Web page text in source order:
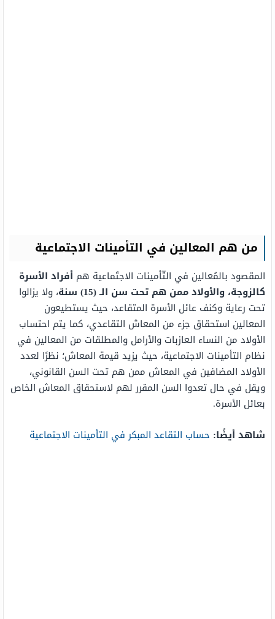
من هم المعالين في التأمينات الاجتماعية
المقصود بالمُعالين في التّأمينات الاجتَماعية هم أفراد الأسرة
كالزوجة، والأولاد ممن هم تحت سن الـ (15) سنة
، ولا يزالوا
تحت رعاية وكنف عائل الأسرة المتقاعد، حيث يستطيعون
المعالين استحقاق جزء من المعاش التقاعدي، كما يتم احتساب
الأولاد من النساء العازبات والأرامل والمطلقات من المعالين في
نظام التأمينات الاجتماعية، حيث يزيد قيمة المعاش؛ نظرًا لعدد
الأولاد المضافين في المعاش ممن هم تحت السن القانوني،
ويقل في حال تعدوا السن المقرر لهم لاستحقاق المعاش الخاص
بعائل الأسرة.
شاهد أيضًا: حساب التقاعد المبكر في التأمينات الاجتماعية